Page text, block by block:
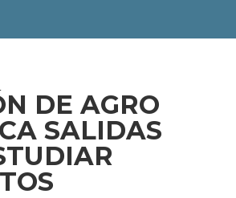
DE AGRO
SALIDAS